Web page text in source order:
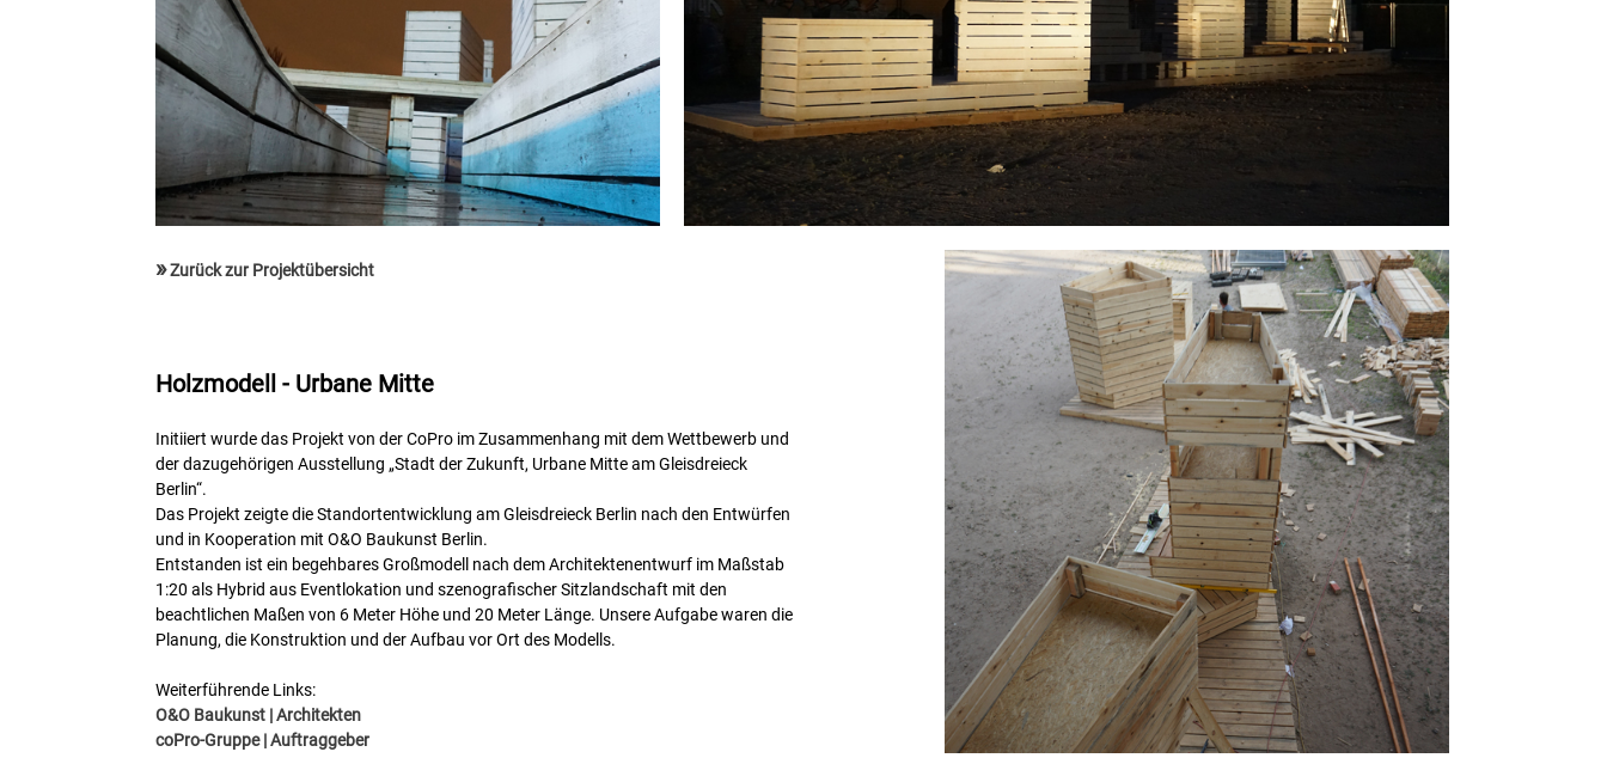
»Zurück zur Projektübersicht
Holzmodell - Urbane Mitte
Initiiert wurde das Projekt von der CoPro im Zusammenhang mit dem Wettbewerb und
der dazugehörigen Ausstellung „Stadt der Zukunft, Urbane Mitte am Gleisdreieck
Berlin“.
Das Projekt zeigte die Standortentwicklung am Gleisdreieck Berlin nach den Entwürfen
und in Kooperation mit O&O Baukunst Berlin.
Entstanden ist ein begehbares Großmodell nach dem Architektenentwurf im Maßstab
1:20 als Hybrid aus Eventlokation und szenografischer Sitzlandschaft mit den
beachtlichen Maßen von 6 Meter Höhe und 20 Meter Länge. Unsere Aufgabe waren die
Planung, die Konstruktion und der Aufbau vor Ort des Modells.
Weiterführende Links:
O&O Baukunst | Architekten
coPro-Gruppe | Auftraggeber